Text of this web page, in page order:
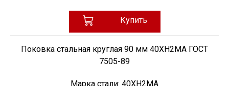
Купить
Поковка стальная круглая 90 мм 40ХН2МА ГОСТ
7505-89
Марка стали: 40ХН2МА